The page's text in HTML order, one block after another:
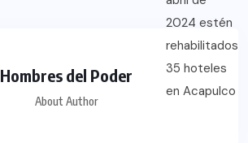
Hombres del Poder
About Author